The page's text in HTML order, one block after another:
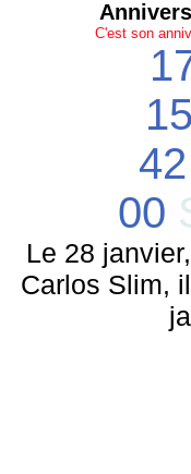
C'est son
15
42
00
Le 28
Carlos Slim,